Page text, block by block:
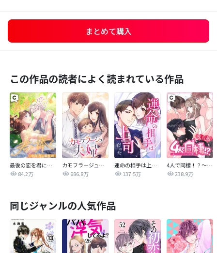
まとめて購入
この作品の読者によく読まれている作品
最後の恋を君に捧ぐ～余命1年の御曹司～
84.2万
カモフラージュ夫婦
686.8万
運命の相手は上司だった
137.5万
4人で同棲！？～逆ハーレムハウスへようこそ♥～【改訂版】
238.9万
同じジャンルの人気作品